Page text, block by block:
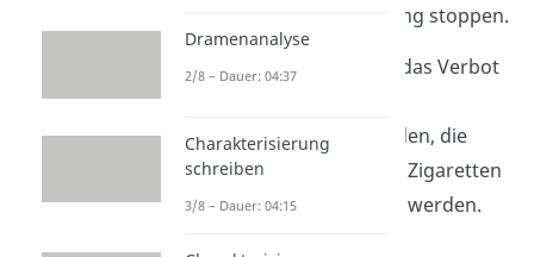
könnte diese Entwicklung stoppen.
Ein weiterer Grund für das Verbot
gesundheitlichen Schäden, die
durch den Konsum von Zigaretten
und Alkohol verursacht werden.
Dramenanalyse
2/8 – Dauer: 04:37
Charakterisierung
schreiben
3/8 – Dauer: 04:15